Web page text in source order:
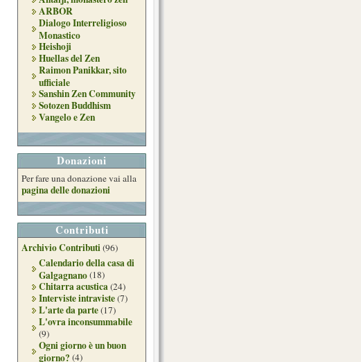
ARBOR
Dialogo Interreligioso
Monastico
Heishoji
Huellas del Zen
Raimon Panikkar, sito
ufficiale
Sanshin Zen Community
Sotozen Buddhism
Vangelo e Zen
Donazioni
Per fare una donazione vai alla
pagina delle donazioni
Contributi
Archivio Contributi(96)
Calendario della casa di
Galgagnano(18)
Chitarra acustica(24)
Interviste intraviste(7)
L'arte da parte(17)
L'ovra inconsummabile
(9)
Ogni giorno è un buon
giorno? (4)